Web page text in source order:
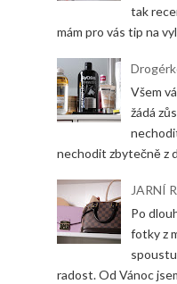
tak
mám pro vás tip na
Všem
žádá
nechodit zbytečně z
JARNÍ
Po
fotky z
radost. Od Vánoc